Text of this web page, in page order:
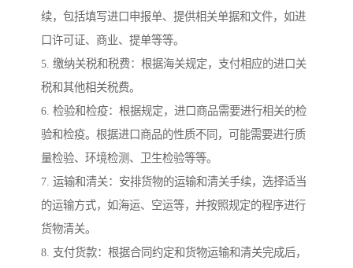
续，包括填写进口申报单、提供相关单据和文件，如进
口许可证、商业、提单等等。
5. 缴纳关税和税费：根据海关规定，支付相应的进口关
税和其他相关税费。
6. 检验和检疫：根据规定，进口商品需要进行相关的检
验和检疫。根据进口商品的性质不同，可能需要进行质
量检验、环境检测、卫生检验等等。
7. 运输和清关：安排货物的运输和清关手续，选择适当
的运输方式，如海运、空运等，并按照规定的程序进行
货物清关。
8. 支付货款：根据合同约定和货物运输和清关完成后，